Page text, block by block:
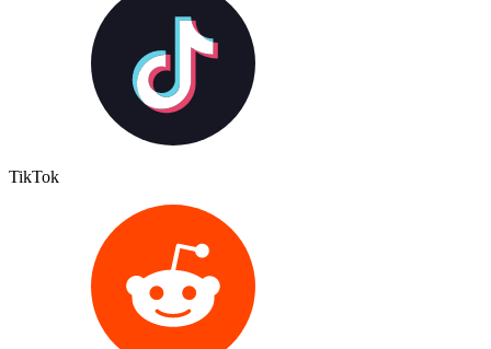
TikTok